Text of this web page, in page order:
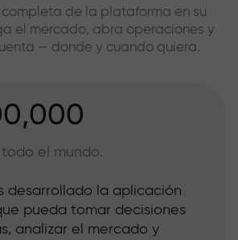
de la plataforma en su
el mercado, abra operaciones y
— donde y cuando quiera.
el mundo.
desarrollado la aplicación
pueda tomar decisiones
analizar el mercado y